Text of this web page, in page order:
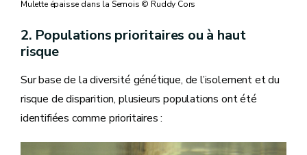
Mulette épaisse dans la Semois © Ruddy Cors
2. Populations prioritaires ou à haut
risque
Sur base de la diversité génétique, de l’isolement et du
risque de disparition, plusieurs populations ont été
identifiées comme prioritaires :